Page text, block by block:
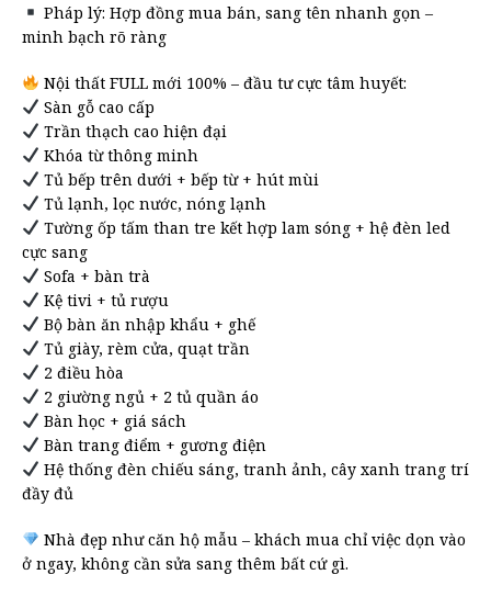
Pháp lý: Hợp đồng mua bán, sang tên nhanh gọn –
minh bạch rõ ràng
Nội thất FULL mới 100% – đầu tư cực tâm huyết:
Sàn gỗ cao cấp
Trần thạch cao hiện đại
Khóa từ thông minh
Tủ bếp trên dưới + bếp từ + hút mùi
Tủ lạnh, lọc nước, nóng lạnh
Tường ốp tấm than tre kết hợp lam sóng + hệ đèn led
cực sang
Sofa + bàn trà
Kệ tivi + tủ rượu
Bộ bàn ăn nhập khẩu + ghế
Tủ giày, rèm cửa, quạt trần
2 điều hòa
2 giường ngủ + 2 tủ quần áo
Bàn học + giá sách
Bàn trang điểm + gương điện
Hệ thống đèn chiếu sáng, tranh ảnh, cây xanh trang trí
đầy đủ
Nhà đẹp như căn hộ mẫu – khách mua chỉ việc dọn vào
ở ngay, không cần sửa sang thêm bất cứ gì.